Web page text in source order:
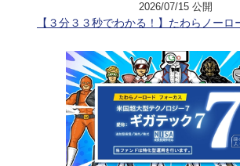
2026/07/15 公開
【３分３３秒でわかる！】たわらノーロ